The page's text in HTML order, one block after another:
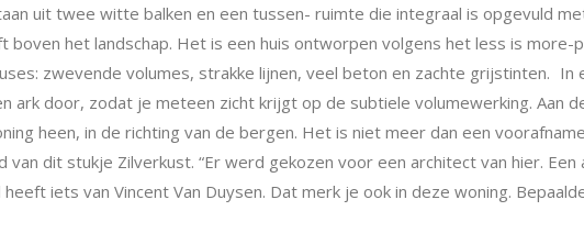
uit twee witte balken en een tussen- ruimte die integraal is opgevuld
boven het landschap. Het is een huis ontworpen volgens het less is
zwevende volumes, strakke lijnen, veel beton en zachte grijstinten. In
ark door, zodat je meteen zicht krijgt op de subtiele volumewerking. Aan
heen, in de richting van de bergen. Het is niet meer dan een
van dit stukje Zilverkust. “Er werd gekozen voor een architect van hier.
iets van Vincent Van Duysen. Dat merk je ook in deze woning.